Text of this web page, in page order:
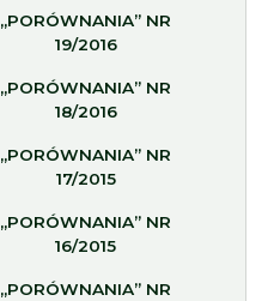
„PORÓWNANIA” NR
19/2016
„PORÓWNANIA” NR
18/2016
„PORÓWNANIA” NR
17/2015
„PORÓWNANIA” NR
16/2015
„PORÓWNANIA” NR